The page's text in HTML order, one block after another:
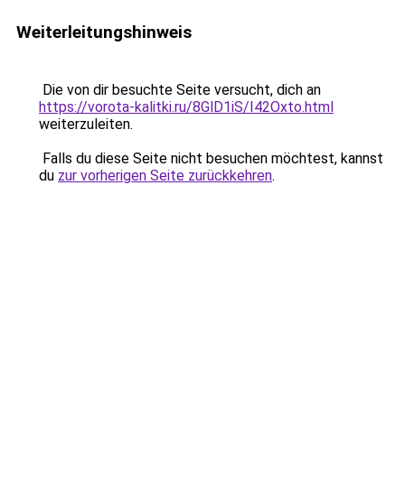
Weiterleitungshinweis
Die von dir besuchte Seite versucht, dich an
https://vorota-kalitki.ru/8GlD1iS/I42Oxto.html
weiterzuleiten.
Falls du diese Seite nicht besuchen möchtest, kannst
du zur vorherigen Seite zurückkehren.